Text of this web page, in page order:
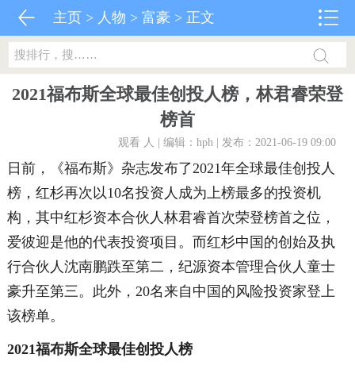
主页 > 人物 >富豪 > 正文
2021福布斯全球最佳创投人榜，林君睿荣登
榜首
观看 人 | 编辑：hph | 发布：2021-06-19 09:00
日前，《福布斯》杂志发布了2021年全球最佳创投人
榜，红杉再次以10名投资人成为上榜最多的投资机
构，其中红杉资本合伙人林君睿首次荣登榜首之位，
爱彼迎是他的代表投资项目。而红杉中国的创始及执
行合伙人沈南鹏跌至第二，纪源资本管理合伙人童士
豪升至第三。此外，20名来自中国的风险投资家登上
该榜单。
2021福布斯全球最佳创投人榜